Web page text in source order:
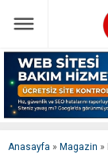
Anasayfa » Magazin »